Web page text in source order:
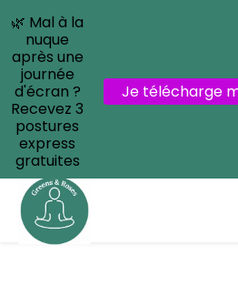
🌿 Mal à la
nuque
après une
journée
d'écran ?
Recevez 3
postures
express
gratuites
Je télécharge